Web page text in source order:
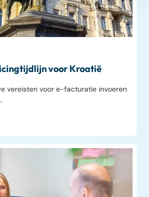
voor Kroatië
vereisten voor e-facturatie invoeren